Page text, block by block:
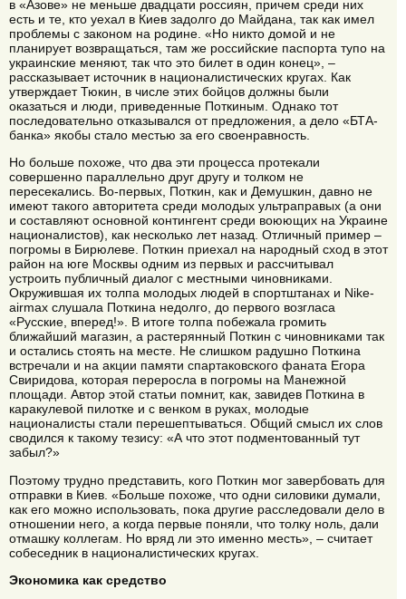
в «Азове» не меньше двадцати россиян, причем среди них
есть и те, кто уехал в Киев задолго до Майдана, так как имел
проблемы с законом на родине. «Но никто домой и не
планирует возвращаться, там же российские паспорта тупо на
украинские меняют, так что это билет в один конец», –
рассказывает источник в националистических кругах. Как
утверждает Тюкин, в числе этих бойцов должны были
оказаться и люди, приведенные Поткиным. Однако тот
последовательно отказывался от предложения, а дело «БТА-
банка» якобы стало местью за его своенравность.
Но больше похоже, что два эти процесса протекали
совершенно параллельно друг другу и толком не
пересекались. Во-первых, Поткин, как и Демушкин, давно не
имеют такого авторитета среди молодых ультраправых (а они
и составляют основной контингент среди воюющих на Украине
националистов), как несколько лет назад. Отличный пример –
погромы в Бирюлеве. Поткин приехал на народный сход в этот
район на юге Москвы одним из первых и рассчитывал
устроить публичный диалог с местными чиновниками.
Окружившая их толпа молодых людей в спортштанах и Nike-
airmax слушала Поткина недолго, до первого возгласа
«Русские, вперед!». В итоге толпа побежала громить
ближайший магазин, а растерянный Поткин с чиновниками так
и остались стоять на месте. Не слишком радушно Поткина
встречали и на акции памяти спартаковского фаната Егора
Свиридова, которая переросла в погромы на Манежной
площади. Автор этой статьи помнит, как, завидев Поткина в
каракулевой пилотке и с венком в руках, молодые
националисты стали перешептываться. Общий смысл их слов
сводился к такому тезису: «А что этот подментованный тут
забыл?»
Поэтому трудно представить, кого Поткин мог завербовать для
отправки в Киев. «Больше похоже, что одни силовики думали,
как его можно использовать, пока другие расследовали дело в
отношении него, а когда первые поняли, что толку ноль, дали
отмашку коллегам. Но вряд ли это именно месть», – считает
собеседник в националистических кругах.
Экономика как средство